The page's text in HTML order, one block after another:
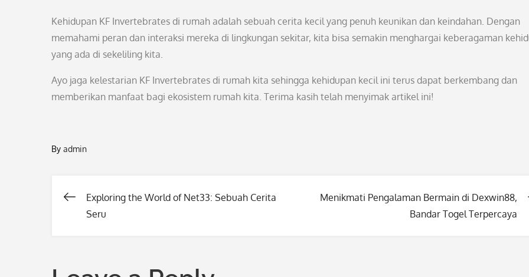
Kehidupan KF Invertebrates di rumah adalah sebuah cerita kecil yang penuh keunikan dan keindahan. Dengan
memahami peran dan interaksi mereka di lingkungan sekitar, kita bisa semakin menghargai keberagaman
yang ada di sekeliling kita.
Ayo jaga kelestarian KF Invertebrates di rumah kita sehingga kehidupan kecil ini terus dapat berkembang dan
memberikan manfaat bagi ekosistem rumah kita. Terima kasih telah menyimak artikel ini!
By admin
Post
Exploring the World of Net33: Sebuah Cerita
Seru
Menikmati Pengalaman Bermain di Dexwin88,
Bandar Togel Terpercaya